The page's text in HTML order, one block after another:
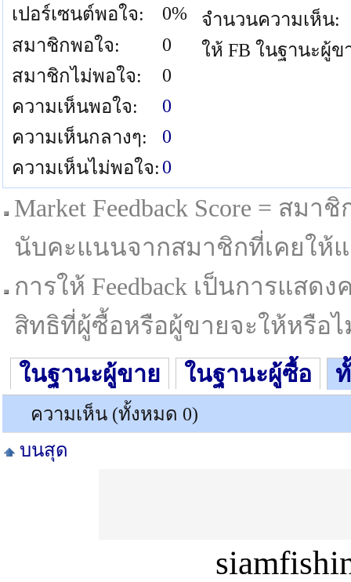
เปอร์เซนต์พอใจ:
0%
สมาชิกพอใจ:
0
สมาชิกไม่พอใจ:
0
ความเห็นพอใจ:
0
ความเห็นกลางๆ:
0
ความเห็นไม่พอใจ: 0
จำนวนความเห็น:
ให้ FB ในฐานะผู้ข
Market Feedback Score = สม
นับคะแนนจากสมาชิกที่เคยให้
การให้ Feedback เป็นการแส
สิทธิที่ผู้ซื้อหรือผู้ขายจะให้หรือไ
ในฐานะผู้ขาย ในฐานะผู้ซื้อ
ความเห็น (ทั้งหมด 0)
บนสุด